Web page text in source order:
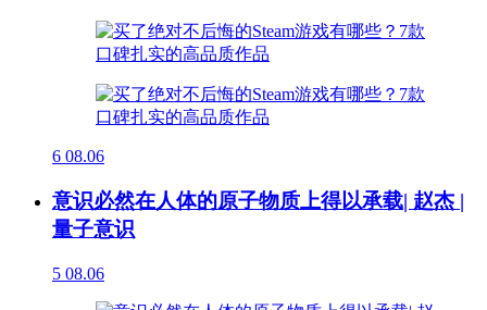
6 08.06
意识必然在人体的原子物质上得以承载| 赵杰 |
量子意识
5 08.06